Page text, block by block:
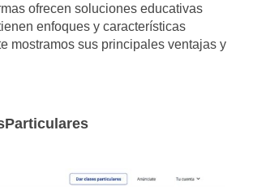
ofrecen soluciones educativas
enfoques y características
mostramos sus principales ventajas y